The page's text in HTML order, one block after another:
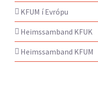
KFUM í Evrópu
Heimssamband KFUK
Heimssamband KFUM